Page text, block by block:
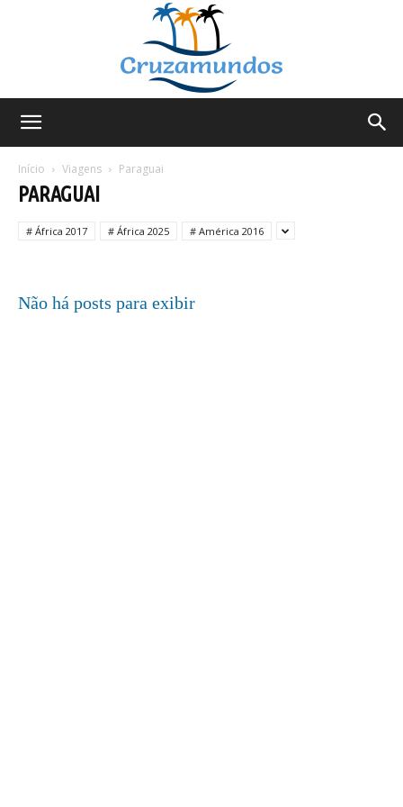
Início Viagens Paraguai
PARAGUAI
# África 2017 # África 2025 # América 2016
Não há posts para exibir